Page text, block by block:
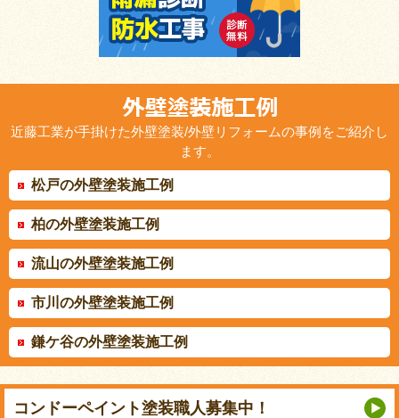
近藤工業が手掛けた外壁塗装/外壁リフォームの事例をご紹介し
ます。
松戸の外壁塗装施工例
柏の外壁塗装施工例
流山の外壁塗装施工例
市川の外壁塗装施工例
鎌ケ谷の外壁塗装施工例
コンドーペイント塗装職人募集中！